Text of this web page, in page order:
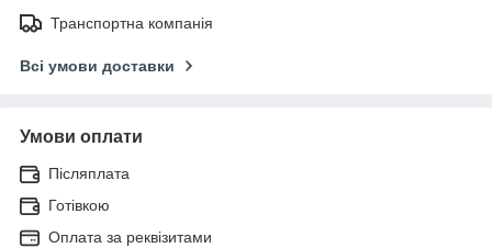
Транспортна компанія
Всі умови доставки
Умови оплати
Післяплата
Готівкою
Оплата за реквізитами